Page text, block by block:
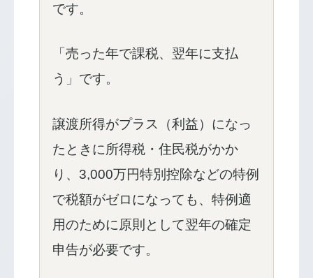
です。
「売った年で課税、翌年に支払
う」です。
譲渡所得がプラス（利益）になっ
たときに所得税・住民税がかか
り、3,000万円特別控除などの特例
で税額がゼロになっても、特例適
用のために原則として翌年の確定
申告が必要です。